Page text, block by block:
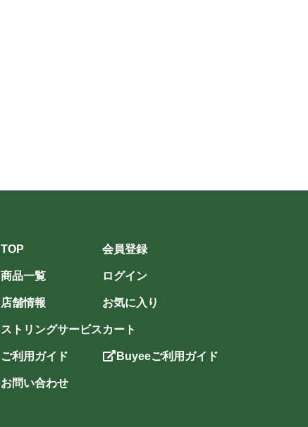
TOP
商品一覧
店舗情報
ストリングサービス
ご利用ガイド
お問い合わせ
会員登録
ログイン
お気に入り
カート
Buyeeご利用ガイド